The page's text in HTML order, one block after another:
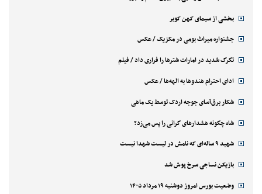
بخشی از سیمای کهن کویر
جشنواره میراث بومی در مکزیک / عکس
تگرگ شدید در امارات شترها را فراری داد / فیلم
ادای احترام هندوها به الهه‌ها / عکس
شکار برق‌آسای جوجه اردک توسط یک ماهی
شاه چگونه هشدارهای گرانی را پس می‌زد؟
شهید ۹ ساله‌ای که نامش در لیست شهدا نیست
بازیکن نساجی سرخ پوش شد
وضعیت بورس امروز دوشنبه ۱۹ مرداد ۱۴۰۵